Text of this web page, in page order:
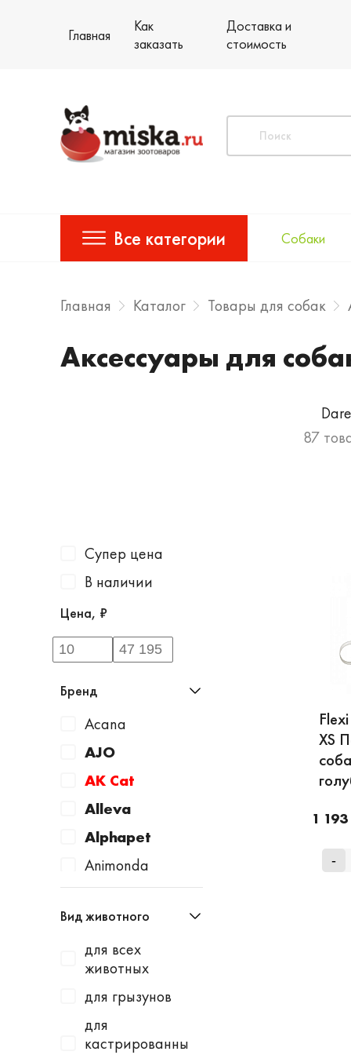
Главная
Как
заказать
Доставка и
стоимость
Все категории Собаки
Главная Каталог Товары для собак
Аксессуары для
87
Супер цена
В наличии
Цена, ₽
Бренд
Acana
AJO
AK Cat
Alleva
Alphapet
Animonda
Apicenna
Avantie
AWARD
Baurenhof
Bayer
Beaphar
Вид животного
для всех
животных
для грызунов
для
кастрированны
XS
1
-